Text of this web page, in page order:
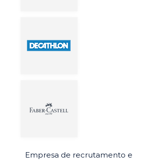
Empresa de recrutamento e